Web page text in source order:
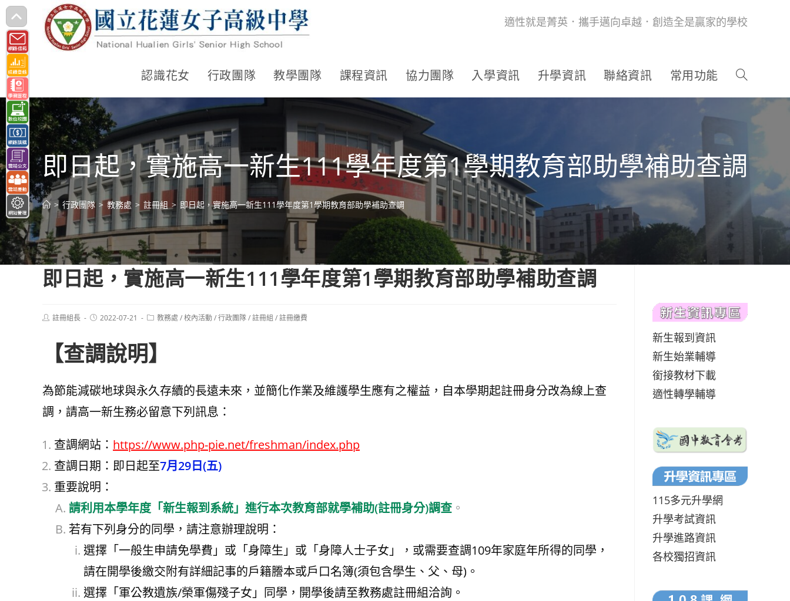
跳
轉
至
主
要
內
容
適性就是菁英．攜手邁向卓越．創造全是贏家的學校
認識花女 行政團隊 教學團隊 課程資訊 協力團隊 入學資訊 升學資訊 聯絡資訊 常用功能
即日起，實施高一新生111學年度第1學期教育部助學補助查調
> 行政團隊 > 教務處 > 註冊組 > 即日起，實施高一新生111學年度第1學期教育部助學補助查調
即日起，實施高一新生111學年度第1學期教育部助學補助查調
Post註冊組長
Post2022-07-21
Post教務處 /校內活動/行政團隊/註冊組 /註冊繳費
【查調說明】
為節能減碳地球與永久存續的長遠未來，並簡化作業及維護學生應有之權益，自本學期起註冊身分改為線上查
調，請高一新生務必留意下列訊息：
查調網站： https://www.php-pie.net/freshman/index.php
查調日期：即日起至7月29日(五)
重要說明：
請利用本學年度「新生報到系統」進行本次教育部就學補助(註冊身分)調查 。
若有下列身分的同學，請注意辦理說明：
選擇「一般生申請免學費」或「身障生」或「身障人士子女」，或需要查調109年家庭年所得的同學，
請在開學後繳交附有詳細記事的戶籍謄本或戶口名簿(須包含學生、父、母)。
選擇「軍公教遺族/榮軍傷殘子女」同學，開學後請至教務處註冊組洽詢。
新生報到資訊
新生始業輔導
銜接教材下載
適性轉學輔導
115多元升學網
升學考試資訊
升學進路資訊
各校獨招資訊